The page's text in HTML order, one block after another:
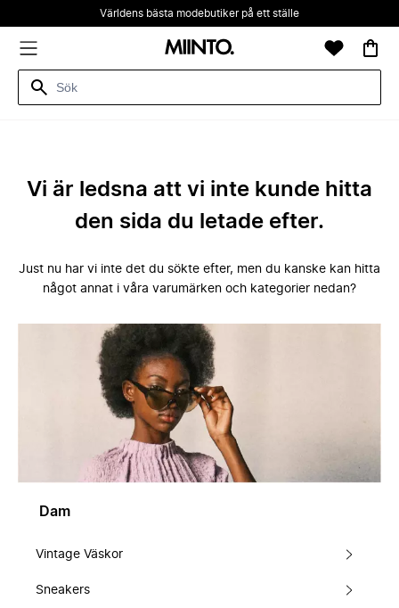
Världens bästa modebutiker på ett ställe
Vi är ledsna att vi inte kunde hitta
den sida du letade efter.
Just nu har vi inte det du sökte efter, men du kanske kan hitta
något annat i våra varumärken och kategorier nedan?
Dam
Vintage Väskor
Sneakers